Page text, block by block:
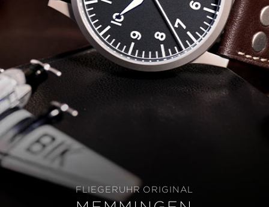
FLIEGERUHR ORIGINAL